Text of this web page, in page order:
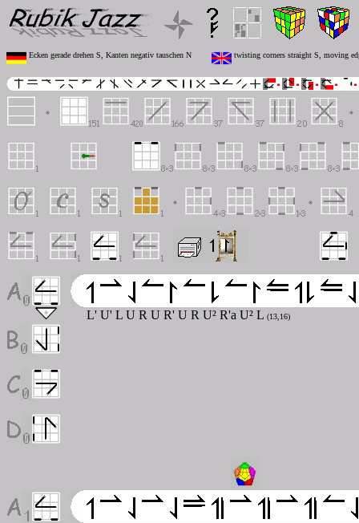
Ecken gerade drehen S, Kanten negativ tauschen N twisting corners straight S, moving
L' U' L U R U R' U R U² R'a U² L (13,16)